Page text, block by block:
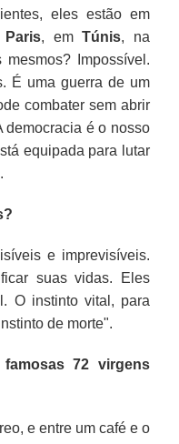
eles estão em
Paris, emTúnis, na
Impossível.
É uma guerra de um
combater sem abrir
democracia é o nosso
equipada para lutar
e imprevisíveis.
suas vidas. Eles
O instinto vital, para
de morte".
72 virgens
e entre um café e o